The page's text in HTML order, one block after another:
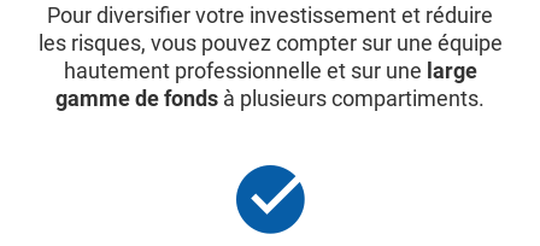
Pour diversifier votre investissement et réduire
les risques, vous pouvez compter sur une équipe
hautement professionnelle et sur une large
gamme de fonds à plusieurs compartiments.